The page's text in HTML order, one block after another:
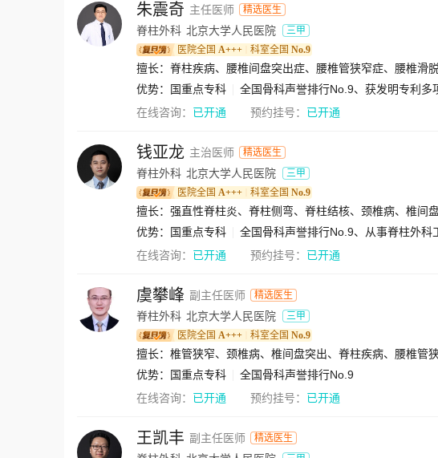
朱震奇 主任医师 精选医生
脊柱外科 北京大学人民医院
三甲
医院全国 A+++ 科室全国 No.9
优势：
国重点专科
全国骨科声誉排行No.9、获发明专利多
在线咨询： 已开通 预约挂号： 已开通
钱亚龙 主治医师 精选医生
脊柱外科 北京大学人民医院
三甲
医院全国 A+++ 科室全国 No.9
优势：
国重点专科
全国骨科声誉排行No.9、从事脊柱外科
在线咨询： 已开通 预约挂号： 已开通
虞攀峰 副主任医师 精选医生
脊柱外科 北京大学人民医院
三甲
医院全国 A+++ 科室全国 No.9
擅长：椎管狭窄、颈椎病、椎间盘突出、脊柱疾病、腰椎管
优势：
国重点专科
全国骨科声誉排行No.9
在线咨询： 已开通 预约挂号： 已开通
王凯丰 副主任医师 精选医生